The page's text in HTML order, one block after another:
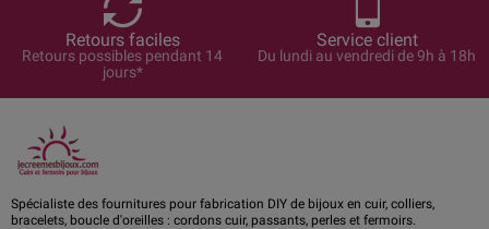
Retours faciles
Retours possibles pendant 14
jours*
Service client
Du lundi au vendredi de 9h à 18h
Spécialiste des fournitures pour fabrication DIY de bijoux en cuir, colliers,
bracelets, boucle d'oreilles : cordons cuir, passants, perles et fermoirs.